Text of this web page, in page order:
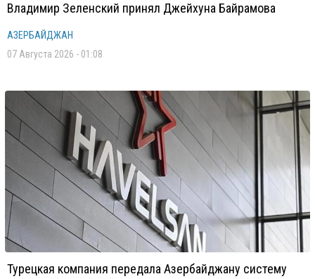
Владимир Зеленский принял Джейхуна Байрамова
АЗЕРБАЙДЖАН
07 Августа 2026 - 01:08
Турецкая компания передала Азербайджану систему